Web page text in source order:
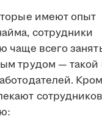
имеют опыт
сотрудники
чаще всего
трудом — такой
сотрудников